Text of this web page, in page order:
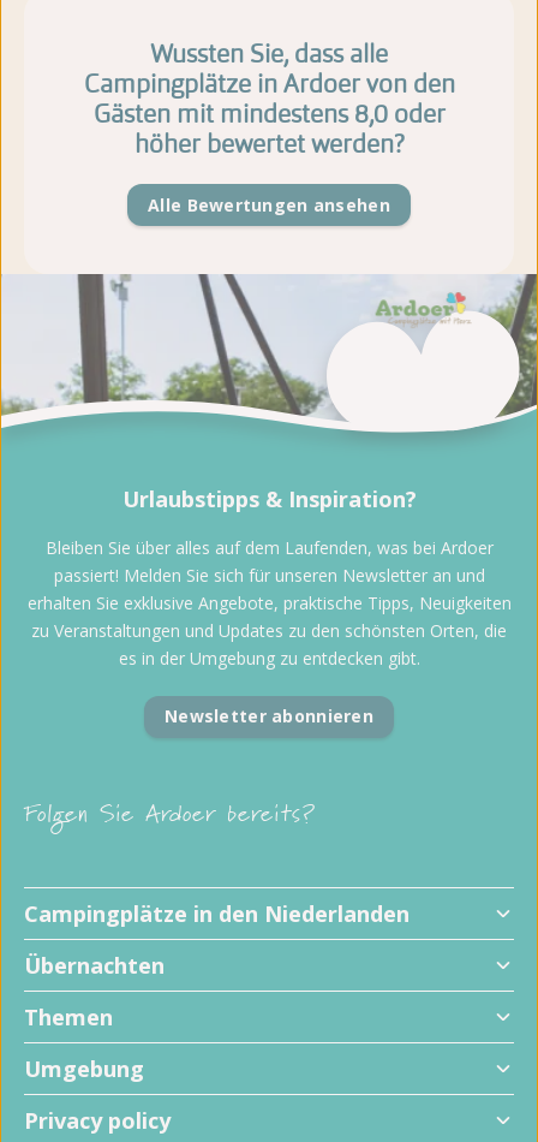
Wussten Sie, dass alle
Campingplätze in Ardoer von den
Gästen mit mindestens 8,0 oder
höher bewertet werden?
Alle Bewertungen ansehen
Folgen Sie Ardoer bereits?
Campingplätze in den Niederlanden
Übernachten
Themen
Umgebung
Privacy policy
Urlaubstipps & Inspiration?
Bleiben Sie über alles auf dem Laufenden, was bei Ardoer
passiert! Melden Sie sich für unseren Newsletter an und
erhalten Sie exklusive Angebote, praktische Tipps, Neuigkeiten
zu Veranstaltungen und Updates zu den schönsten Orten, die
es in der Umgebung zu entdecken gibt.
Newsletter abonnieren